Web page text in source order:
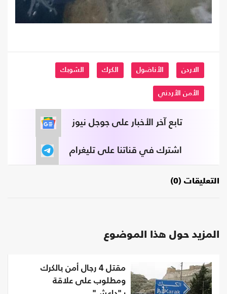
الاردن الأناضول الكرك الشوبك
الأمن الأردني
تابع آخر الأخبار على جوجل نيوز
اشترك في قناتنا على تليغرام
التعليقات (0)
المزيد حول هذا الموضوع
مقتل 4 رجال أمن بالكرك
ومطلوب على علاقة